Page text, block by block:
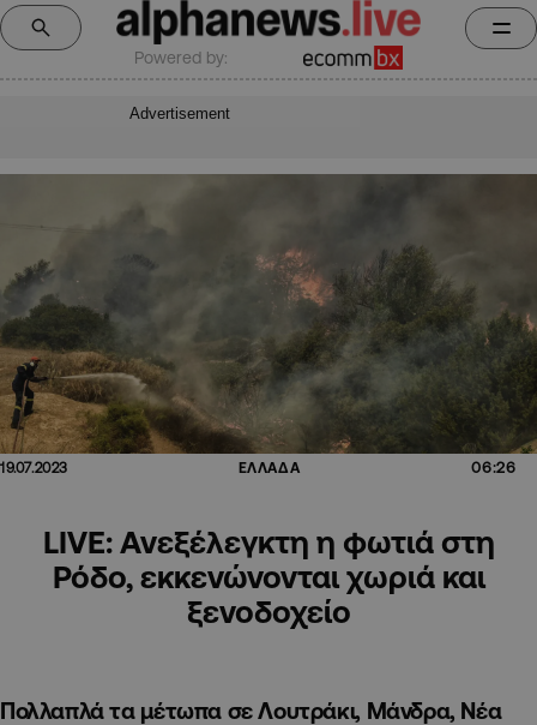
Powered by:
Advertisement
19.07.2023 ΕΛΛΑΔΑ 06:26
LIVE: Ανεξέλεγκτη η φωτιά στη
Ρόδο, εκκενώνονται χωριά και
ξενοδοχείο
Πολλαπλά τα μέτωπα σε Λουτράκι, Μάνδρα, Νέα